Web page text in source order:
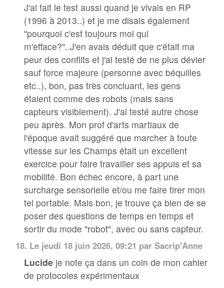
J'ai fait le test aussi quand je vivais en RP
(1996 à 2013..) et je me disais également
"pourquoi c'est toujours moi qui
m'efface?"..J'en avais déduit que c'était ma
peur des conflits et j'ai testé de ne plus dévier
sauf force majeure (personne avec béquilles
etc..), bon, pas très concluant, les gens
étaient comme des robots (mais sans
capteurs visiblement). J'ai testé autre chose
peu après. Mon prof d'arts martiaux de
l'époque avait suggéré que marcher à toute
vitesse sur les Champs était un excellent
exercice pour faire travailler ses appuis et sa
mobilité. Bon échec encore, à part une
surcharge sensorielle et/ou me faire tirer mon
tel portable. Mais bon, je trouve ça bien de se
poser des questions de temps en temps et
sortir du mode "robot", avec ou sans capteur.
18. Le jeudi 18 juin 2026, 09:21 par Sacrip'Anne
Lucide je note ça dans un coin de mon cahier
de protocoles expérimentaux